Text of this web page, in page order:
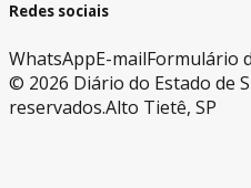
Redes sociais
WhatsAppE-mailFormulário
© 2026 Diário do Estado de
reservados.Alto Tietê, SP